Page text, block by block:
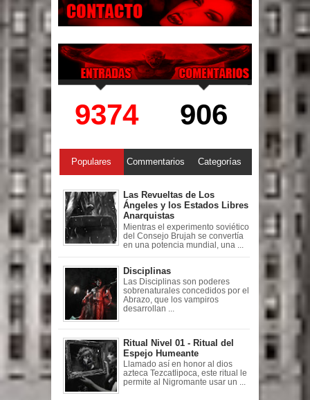
9374 906
Populares Commentarios Categorías
Las Revueltas de Los
Ángeles y los Estados Libres
Anarquistas
Mientras el experimento soviético
del Consejo Brujah se convertía
en una potencia mundial, una ...
Disciplinas
Las Disciplinas son poderes
sobrenaturales concedidos por el
Abrazo, que los vampiros
desarrollan ...
Ritual Nivel 01 - Ritual del
Espejo Humeante
Llamado así en honor al dios
azteca Tezcatlipoca, este ritual le
permite al Nigromante usar un ...